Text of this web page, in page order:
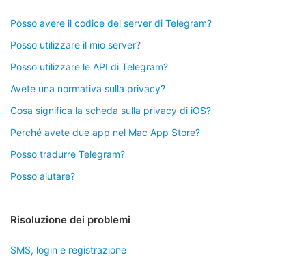
Posso avere il codice del server di Telegram?
Posso utilizzare il mio server?
Posso utilizzare le API di Telegram?
Avete una normativa sulla privacy?
Cosa significa la scheda sulla privacy di iOS?
Perché avete due app nel Mac App Store?
Posso tradurre Telegram?
Posso aiutare?
Risoluzione dei problemi
SMS, login e registrazione